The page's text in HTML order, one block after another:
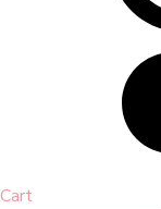
Cart